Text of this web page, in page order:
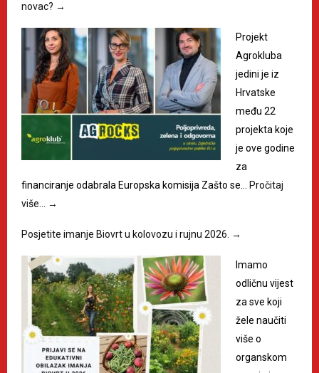
novac? →
Projekt
Agrokluba
jedini je iz
Hrvatske
među 22
projekta koje
je ove godine
za
financiranje odabrala Europska komisija Zašto se… Pročitaj
više… →
Posjetite imanje Biovrt u kolovozu i rujnu 2026. →
Imamo
odličnu vijest
za sve koji
žele naučiti
više o
organskom